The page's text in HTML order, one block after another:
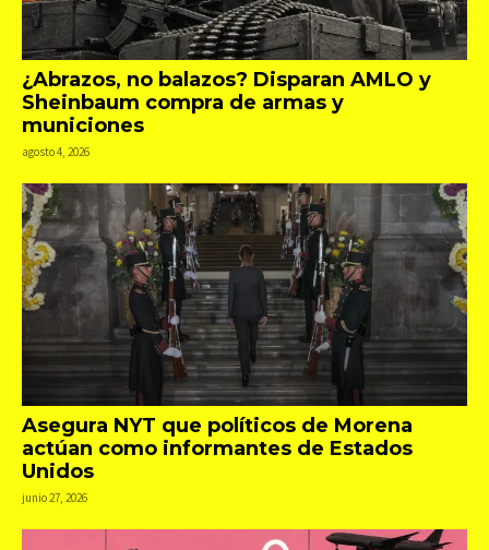
¿Abrazos, no balazos? Disparan AMLO y
Sheinbaum compra de armas y
municiones
agosto 4, 2026
Asegura NYT que políticos de Morena
actúan como informantes de Estados
Unidos
junio 27, 2026